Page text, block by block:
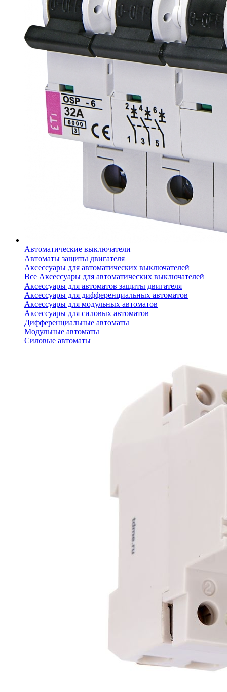
Автоматические выключатели
Автоматы защиты двигателя
Аксессуары для автоматических выключателей
Все Аксессуары для автоматических выключателей
Аксессуары для автоматов защиты двигателя
Аксессуары для дифференциальных автоматов
Аксессуары для модульных автоматов
Аксессуары для силовых автоматов
Дифференциальные автоматы
Модульные автоматы
Силовые автоматы